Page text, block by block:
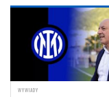
WYWIADY